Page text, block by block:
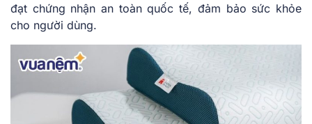
đạt chứng nhận an toàn quốc tế, đảm bảo sức khỏe
cho người dùng.